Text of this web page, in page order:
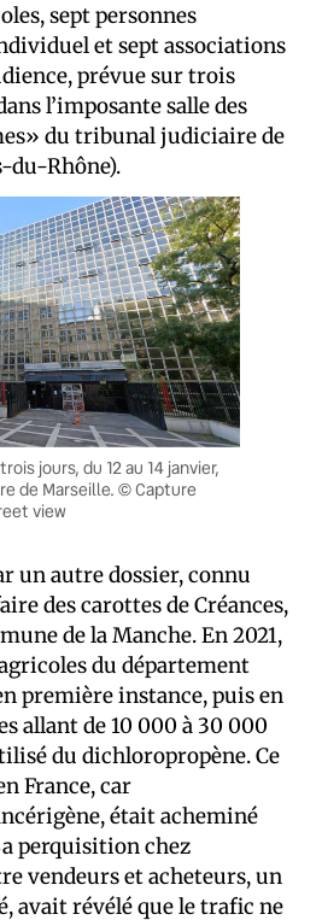
sept personnes
et sept associations
prévue sur trois
l’imposante salle des
du tribunal judiciaire de
du-Rhône).
jours, du 12 au 14 janvier,
de Marseille. © Capture
view
un autre dossier, connu
des carottes de Créances,
de la Manche. En 2021,
du département
première instance, puis en
allant de 10 000 à 30 000
du dichloropropène. Ce
France, car
était acheminé
perquisition chez
vendeurs et acheteurs, un
avait révélé que le trafic ne